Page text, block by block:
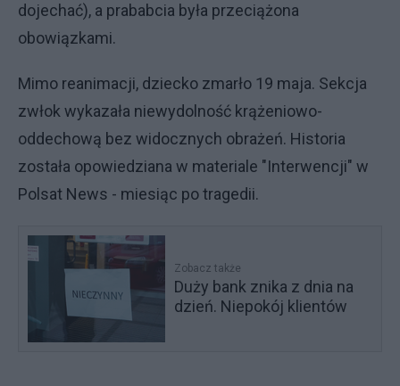
dojechać), a prababcia była przeciążona
obowiązkami.
Mimo reanimacji, dziecko zmarło 19 maja. Sekcja
zwłok wykazała niewydolność krążeniowo-
oddechową bez widocznych obrażeń. Historia
została opowiedziana w materiale "Interwencji" w
Polsat News - miesiąc po tragedii.
Zobacz także
Duży bank znika z dnia na
dzień. Niepokój klientów